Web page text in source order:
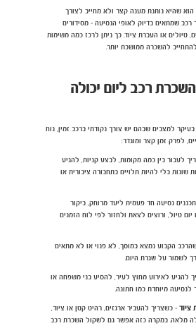
הוא שהיא נותנת מענה קצר ולא מחייב לצורך
שמתאים בדיוק לאופי הנסיעה - מסידורים
טיולים או העברת ציוד. כך ניתן לרכז כמה משימות
להשכרה ממושכת יותר.
רכב ליום יכולה
למצבים שבהם יש צורך נקודתי ברכב זמין, נוח
לפרק זמן קצר ומוגדר:
לעבור בין כמה מקומות, לבצע קניות, להגיע
שונות בלי להיות תלויים בתחבורה ציבורית או
נסיעה חד פעמית ליעד מרוחק, ביקור
טיול, ורוצים לצאת ולחזור לפי לוח הזמנים
הקבוע נמצא במוסך, לא פנוי או לא מתאים
לשמור על שגרת היום.
להגיע לאירוע מחוץ לעיר, להסיע בני משפחה או
לנסיעה מיוחדת כמו חתונה.
ציוד- כשצריך להעביר ארגזים, רהיט קטן או ציוד,
מלאה. במקרה כזה אפשר גם לשקול השכרת רכב